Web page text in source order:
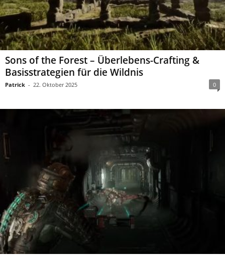
Sons of the Forest – Überlebens-Crafting &
Basisstrategien für die Wildnis
Patrick - 22. Oktober 2025 0